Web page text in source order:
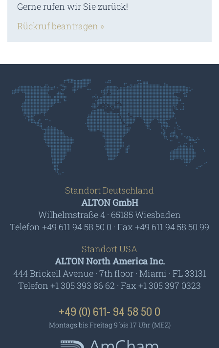
Gerne rufen wir Sie zurück!
Rückruf beantragen »
Standort Deutschland
ALTON GmbH
Wilhelmstraße 4 · 65185 Wiesbaden
Telefon +49 611 94 58 50 0 · Fax +49 611 94 58 50 99
Standort USA
ALTON North America Inc.
444 Brickell Avenue · 7th floor · Miami · FL 33131
Telefon +1 305 393 86 62 · Fax +1 305 397 0323
+49 (0) 611- 94 58 50 0
Montags bis Freitag 9 bis 17 Uhr (MEZ)